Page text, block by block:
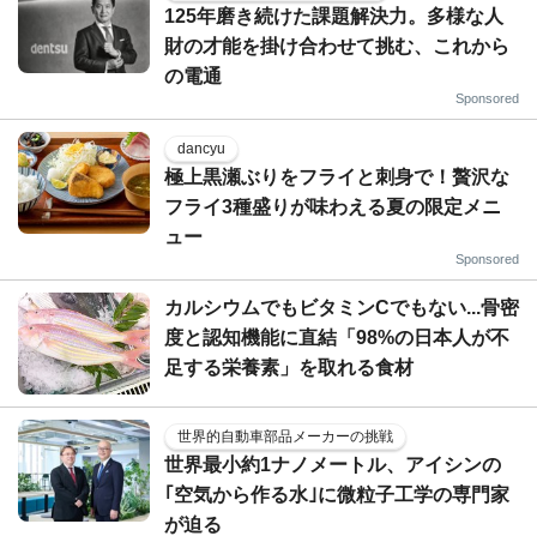
125年磨き続けた課題解決力。多様な人
財の才能を掛け合わせて挑む、これから
の電通
Sponsored
dancyu
極上黒瀬ぶりをフライと刺身で！贅沢な
フライ3種盛りが味わえる夏の限定メニ
ュー
Sponsored
カルシウムでもビタミンCでもない...骨密
度と認知機能に直結「98%の日本人が不
足する栄養素」を取れる食材
世界的自動車部品メーカーの挑戦
世界最小約1ナノメートル、アイシンの
｢空気から作る水｣に微粒子工学の専門家
が迫る